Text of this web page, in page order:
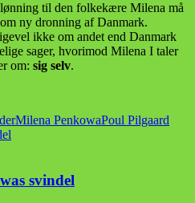
til den folkekære Milena må
ny dronning af Danmark.
ikke om andet end Danmark
sager, hvorimod Milena I taler
om: sig selv.
Milena PenkowaPoul Pilgaard
svindel